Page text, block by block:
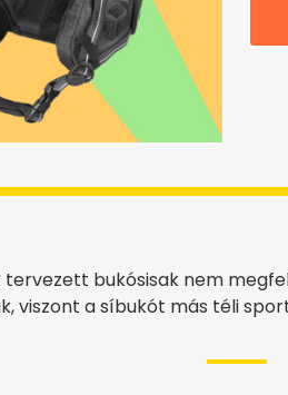
bukósisak nem
viszont a síbukót más téli